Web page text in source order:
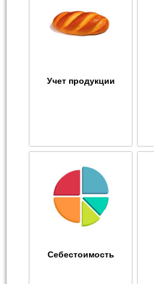
Учет продукции
Себестоимость